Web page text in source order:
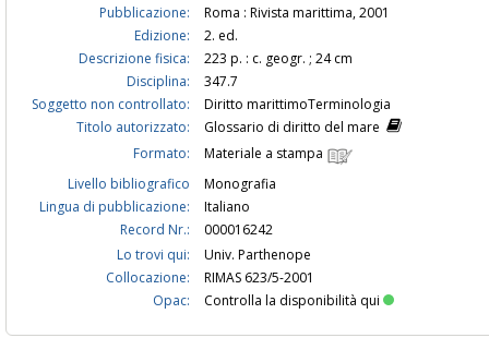
Pubblicazione:
Roma : Rivista marittima, 2001
Edizione:
2. ed.
Descrizione fisica:
223 p. : c. geogr. ; 24 cm
Disciplina:
347.7
Soggetto non controllato:
Diritto marittimoTerminologia
Titolo autorizzato:
Glossario di diritto del mare
Formato:
Materiale a stampa
Livello bibliografico
Monografia
Lingua di pubblicazione:
Italiano
Record Nr.:
000016242
Lo trovi qui:
Univ. Parthenope
Collocazione:
RIMAS 623/5-2001
Opac:
Controlla la disponibilità qui